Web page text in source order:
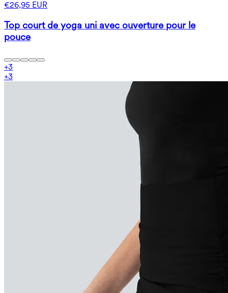
€26,95 EUR
Top court de yoga uni avec ouverture pour le
pouce
+3
+3